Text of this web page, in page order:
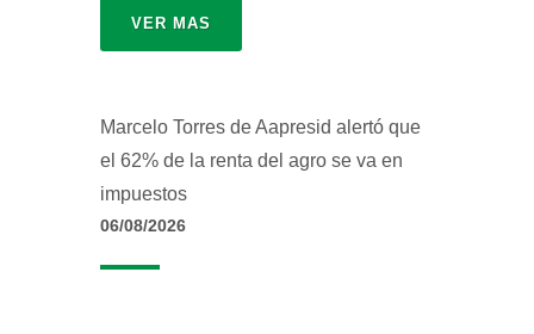
VER MAS
Marcelo Torres de Aapresid alertó que
el 62% de la renta del agro se va en
impuestos
06/08/2026